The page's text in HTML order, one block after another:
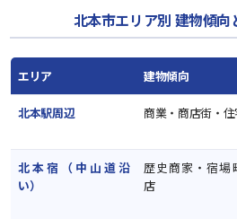
北本市エリア別 建物傾向
エリア 建物傾向
北本駅周辺 商業・商店街・
北本宿（中山道沿
い）
歴史商家・宿場
店